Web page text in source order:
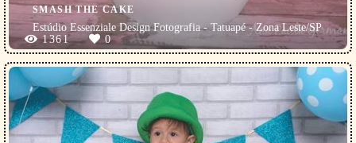
SMASH THE CAKE
Estúdio Essenziale Design Fotografia - Tatuapé - Zona Leste/SP
1361
0